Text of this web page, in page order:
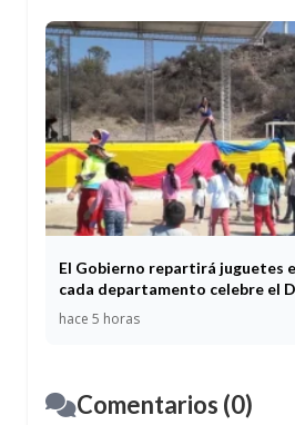
El Gobierno repartirá juguetes
cada departamento celebre el
hace 5 horas
Comentarios (0)